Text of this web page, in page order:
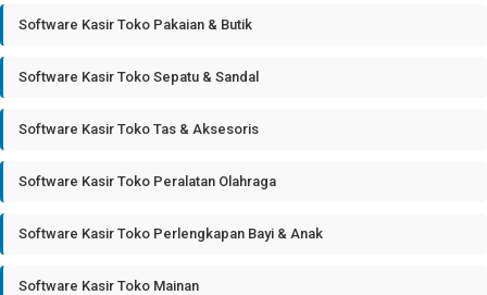
Software Kasir Toko Pakaian & Butik
Software Kasir Toko Sepatu & Sandal
Software Kasir Toko Tas & Aksesoris
Software Kasir Toko Peralatan Olahraga
Software Kasir Toko Perlengkapan Bayi & Anak
Software Kasir Toko Mainan